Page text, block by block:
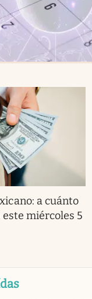
a cuánto
miércoles 5